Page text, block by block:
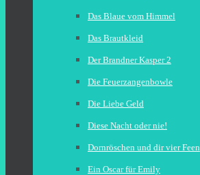
Das Blaue vom Himmel
Das Brautkleid
Der Brandner Kasper 2
Die Feuerzangenbowle
Die Liebe Geld
Diese Nacht oder nie!
Dornröschen und dir vier Feen
Ein Oscar für Emily